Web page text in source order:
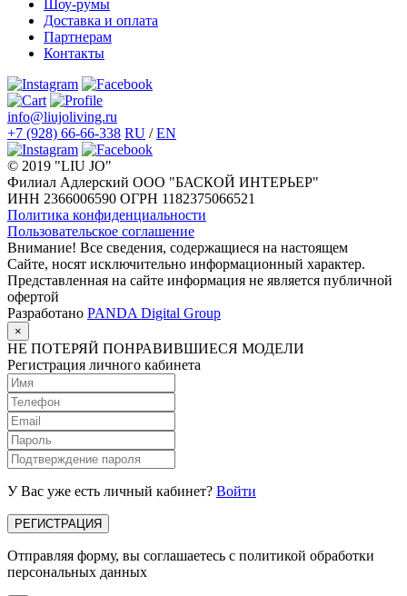
Шоу-румы
Доставка и оплата
Партнерам
Контакты
info@liujoliving.ru
+7 (928) 66-66-338 RU /EN
© 2019 "LIU JO"
Филиал Адлерский ООО "БАСКОЙ ИНТЕРЬЕР"
ИНН 2366006590 ОГРН 1182375066521
Политика конфиденциальности
Пользовательское соглашение
Внимание! Все сведения, содержащиеся на настоящем
Сайте, носят исключительно информационный характер.
Представленная на сайте информация не является публичной
офертой
Разработано PANDA Digital Group
×
НЕ ПОТЕРЯЙ ПОНРАВИВШИЕСЯ МОДЕЛИ
Регистрация личного кабинета
У Вас уже есть личный кабинет? Войти
Отправляя форму, вы соглашаетесь с политикой обработки
персональных данных